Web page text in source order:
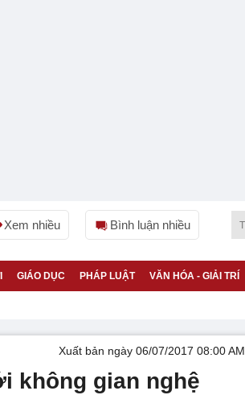
Xem nhiều Bình luận nhiều
GIÁO DỤC PHÁP LUẬT VĂN HÓA - GIẢI TRÍ
Xuất bản ngày 06/07/2017 08:00 AM
không gian nghệ